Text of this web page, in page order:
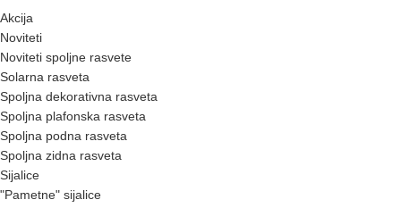
Akcija
Noviteti
Noviteti spoljne rasvete
Solarna rasveta
Spoljna dekorativna rasveta
Spoljna plafonska rasveta
Spoljna podna rasveta
Spoljna zidna rasveta
Sijalice
"Pametne" sijalice